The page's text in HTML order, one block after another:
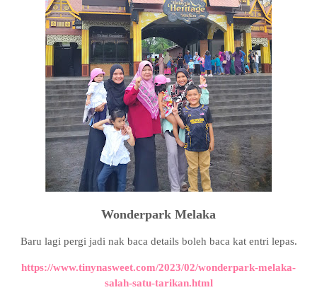
Wonderpark Melaka
Baru lagi pergi jadi nak baca details boleh baca kat entri lepas.
https://www.tinynasweet.com/2023/02/wonderpark-melaka-
salah-satu-tarikan.html